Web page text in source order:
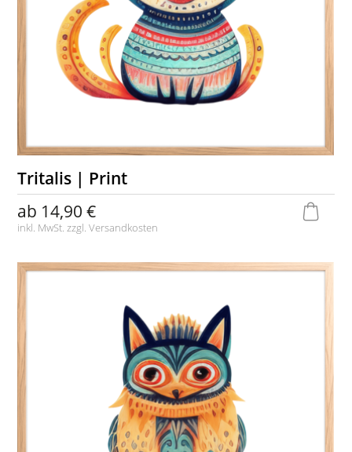
Tritalis | Print
ab 14,90 €
inkl. MwSt. zzgl.Versandkosten